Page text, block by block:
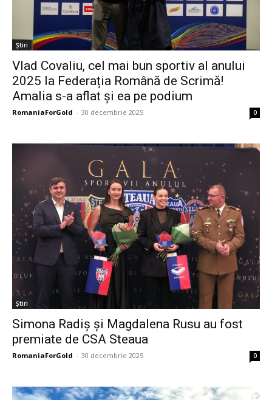
Știri
Vlad Covaliu, cel mai bun sportiv al anului
2025 la Federația Română de Scrimă!
Amalia s-a aflat și ea pe podium
RomaniaForGold - 30 decembrie 2025 0
Știri
Simona Radiș și Magdalena Rusu au fost
premiate de CSA Steaua
RomaniaForGold - 30 decembrie 2025 0